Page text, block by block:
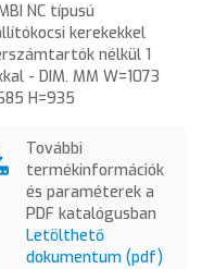
NC típusú
kerekekkel
nélkül 1
- DIM. MM W=1073
H=935
További
termékinformációk
és paraméterek a
PDF katalógusban
Letölthető
dokumentum (pdf)